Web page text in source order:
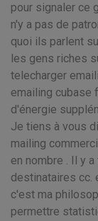
pour signaler ce
n'y a pas de
quoi ils parlent
les gens riches
telecharger
emailing cubase
d'énergie
Je tiens à vous
mailing
en nombre . Il y
destinataires cc.
c'est ma
permettre